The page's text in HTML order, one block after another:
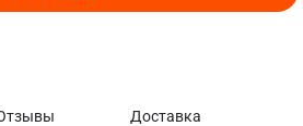
Доставка